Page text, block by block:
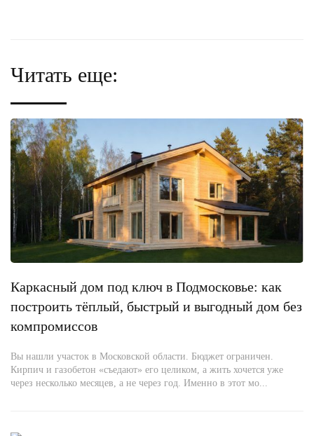
Читать еще:
Каркасный дом под ключ в Подмосковье: как
построить тёплый, быстрый и выгодный дом без
компромиссов
Вы нашли участок в Московской области. Бюджет ограничен.
Кирпич и газобетон «съедают» его целиком, а жить хочется уже
через несколько месяцев, а не через год. Именно в этот мо...